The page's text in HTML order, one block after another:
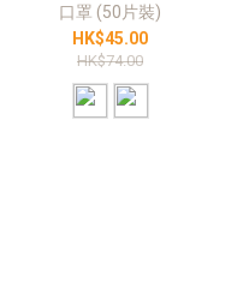
口罩 (50片裝)
HK$45.00
HK$74.00